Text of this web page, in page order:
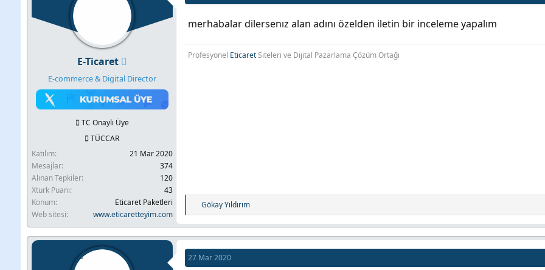
E-Ticaret
E-commerce & Digital Director
TC Onaylı Üye
TÜCCAR
Katılım
21 Mar 2020
Mesajlar
374
Alınan Tepkiler
120
Xturk Puanı
43
Konum
Eticaret Paketleri
Web sitesi
www.eticaretteyim.com
merhabalar dilersenız alan adını özelden iletin bir inceleme yapalım
Profesyonel EticaretSiteleri ve Dijital Pazarlama Çözüm Ortağı
T
e
p
k
l
Gökay Yıldırım
27 Mar 2020